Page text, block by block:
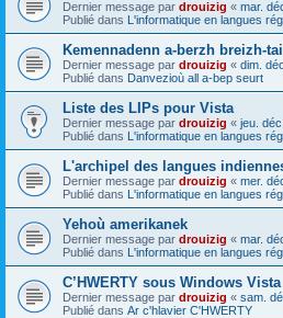
Dernier message par drouizig « mar.
Publié dans L'informatique en langues
Kemennadenn a-berzh breizh-
Dernier message par drouizig « dim.
Publié dans Danvezioù all a-bep seurt
Liste des LIPs pour Vista
Dernier message par drouizig « jeu.
Publié dans L'informatique en langues
L'archipel des langues
Dernier message par drouizig « mer.
Publié dans L'informatique en langues
Yehoù amerikanek
Dernier message par drouizig « mar.
Publié dans L'informatique en langues
C’HWERTY sous Windows Vista
Dernier message par drouizig « sam.
Publié dans Ar c'hlavier C'HWERTY